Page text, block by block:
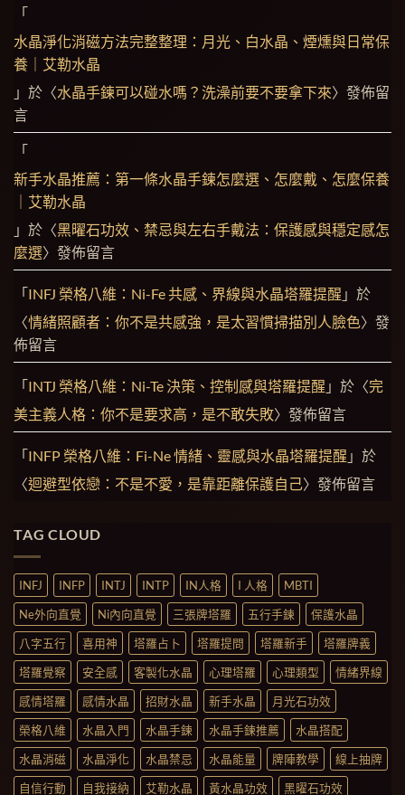
「
水晶淨化消磁方法完整整理：月光、白水晶、煙燻與日常保
養｜艾勒水晶
」於〈水晶手鍊可以碰水嗎？洗澡前要不要拿下來〉發佈留
言
「
新手水晶推薦：第一條水晶手鍊怎麼選、怎麼戴、怎麼保養
｜艾勒水晶
」於〈黑曜石功效、禁忌與左右手戴法：保護感與穩定感怎
麼選〉發佈留言
「 INFJ 榮格八維：Ni-Fe 共感、界線與水晶塔羅提醒 」於
〈情緒照顧者：你不是共感強，是太習慣掃描別人臉色〉發
佈留言
「 INTJ 榮格八維：Ni-Te 決策、控制感與塔羅提醒 」於〈完
美主義人格：你不是要求高，是不敢失敗〉發佈留言
「 INFP 榮格八維：Fi-Ne 情緒、靈感與水晶塔羅提醒 」於
〈迴避型依戀：不是不愛，是靠距離保護自己〉發佈留言
TAG CLOUD
INFJ INFP INTJ INTP IN人格 I 人格
MBTI
Ne外向直覺
Ni內向直覺 三張牌塔羅 五行手鍊
保護水晶
八字五行
喜用神 塔羅占卜 塔羅提問 塔羅新手
塔羅牌義
塔羅覺察
安全感 客製化水晶 心理塔羅 心理類型
情緒界線
感情塔羅
感情水晶 招財水晶 新手水晶
月光石功效
榮格八維
水晶入門 水晶手鍊 水晶手鍊推薦
水晶搭配
水晶消磁
水晶淨化 水晶禁忌 水晶能量 牌陣教學
線上抽牌
自信行動
自我接納 艾勒水晶 黃水晶功效 黑曜石功效